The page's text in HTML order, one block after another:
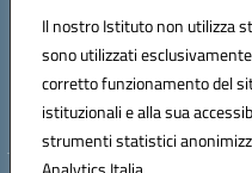
Il nostro Istituto non utilizza
sono utilizzati
corretto funzionamento del
istituzionali e alla sua
strumenti statistici
Codice fiscale: 91011920179
Codice meccanografico:
Codice Indice delle Pubbliche
Codice unico di fatturazione (CUF):